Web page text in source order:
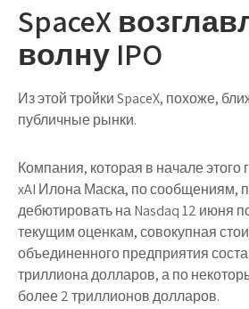
SpaceX
волну IPO
Из этой тройки SpaceX, похоже,
публичные рынки.
Компания, которая в начале этого
xAI Илона Маска, по сообщениям,
дебютировать на Nasdaq 12 июня
текущим оценкам, совокупная
объединенного предприятия
триллиона долларов, а по
более 2 триллионов долларов.